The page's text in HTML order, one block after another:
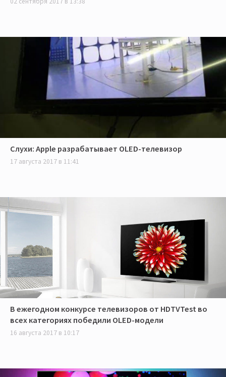
Слухи: Apple разрабатывает OLED-телевизор
17 августа 2017 в 11:41
В ежегодном конкурсе телевизоров от HDTVTest во
всех категориях победили OLED-модели
16 августа 2017 в 10:17